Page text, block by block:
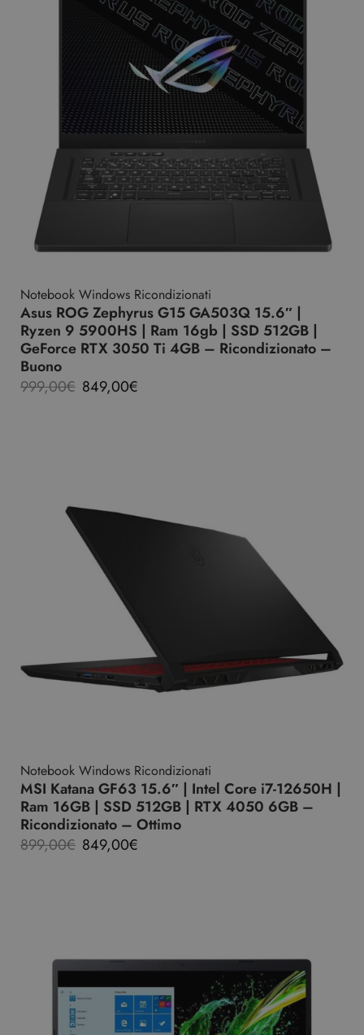
Notebook Windows Ricondizionati
Asus ROG Zephyrus G15 GA503Q 15.6″ |
Ryzen 9 5900HS | Ram 16gb | SSD 512GB |
GeForce RTX 3050 Ti 4GB – Ricondizionato –
Buono
999,00€ 849,00€
Notebook Windows Ricondizionati
MSI Katana GF63 15.6″ | Intel Core i7-12650H |
Ram 16GB | SSD 512GB | RTX 4050 6GB –
Ricondizionato – Ottimo
899,00€ 849,00€